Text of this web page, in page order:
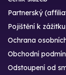
Partnerský
Pojištění k zážitku
Ochrana
Obchodní
Odstoupení od